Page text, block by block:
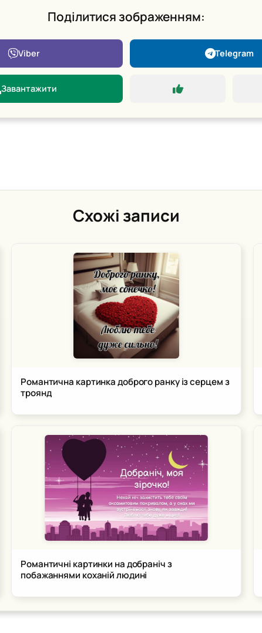
Поділитися зображенням:
Viber Telegram
Завантажити
Схожі записи
Романтична картинка доброго ранку із серцем з
троянд
Романтичні картинки на добраніч з
побажаннями коханій людині